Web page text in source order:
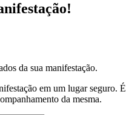
da sua manifestação.
em um lugar seguro. É
da mesma.